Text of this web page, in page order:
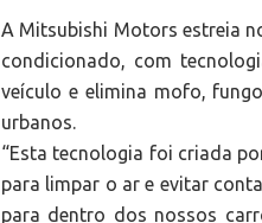
A Mitsubishi Motors estreia
condicionado, com
veículo e elimina mofo,
urbanos.
“Esta tecnologia foi criada
para limpar o ar e evitar
para dentro dos nossos